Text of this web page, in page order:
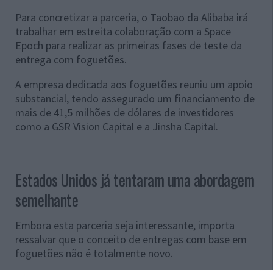
Para concretizar a parceria, o Taobao da Alibaba irá
trabalhar em estreita colaboração com a Space
Epoch para realizar as primeiras fases de teste da
entrega com foguetões.
A empresa dedicada aos foguetões reuniu um apoio
substancial, tendo assegurado um financiamento de
mais de 41,5 milhões de dólares de investidores
como a GSR Vision Capital e a Jinsha Capital.
Estados Unidos já tentaram uma abordagem
semelhante
Embora esta parceria seja interessante, importa
ressalvar que o conceito de entregas com base em
foguetões não é totalmente novo.